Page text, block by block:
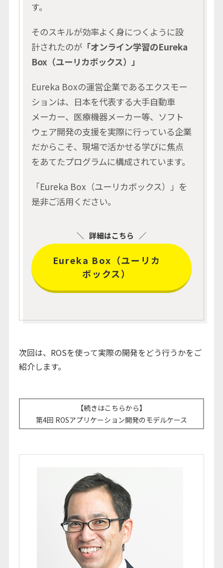
す。
そのスキルが効率よく身につくように設
計されたのが「オンライン学習のEureka
Box（ユーリカボックス）」
Eureka Boxの運営企業であるエクスモー
ションは、日本を代表する大手自動車
メーカー、医療機器メーカー等、ソフト
ウェア開発の支援を実際に行っている企業
だからこそ、 現場で活かせる学びに焦点
をあてたプログラムに構成されています。
「Eureka Box（ユーリカボックス）」を
是非ご活用ください。
詳細はこちら
Eureka Box（ユーリカ
ボックス）
次回は、ROSを使って実際の開発をどう行うかをご
紹介します。
【続きはこちらから】
第4回 ROSアプリケーション開発のモデルケース